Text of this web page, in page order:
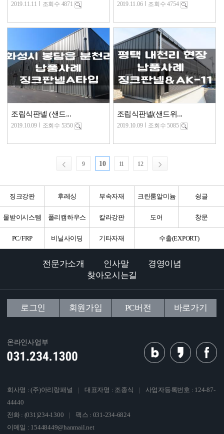
2019.11.11 조회수 4871 2019.11.06 조회수 4754
조립식판넬 (샌드...
2019.10.09 조회수 5350
조립식판넬(샌드위...
2019.10.09 조회수 5085
9 10 11 12
징크강판 후레싱 부속자재 크린룸알미늄 슁글
물받이시스템 폴리캠하우스 칼라강판 도어 창문
PC/FRP 비닐사이딩 기타자재 수출(EXPORT)
전문가소개 인사말
경영이념
찾아오시는길
로그인 회원가입 PC버전 바로가기
온라인사업부
회사명 : (주)아리랑패널 | 대표자명 : 조종식 |
사업자등록번호 : 124-87-
44440
전화 : (031)234-1300
|
팩스 : 031-234-6824
이메일 : 15448449@hanmail.net